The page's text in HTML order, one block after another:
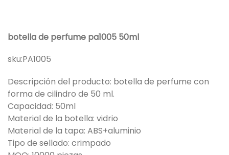
botella de perfume pa1005 50ml
sku:PA1005
Descripción del producto: botella de perfume con
forma de cilindro de 50 ml.
Capacidad: 50ml
Material de la botella: vidrio
Material de la tapa: ABS+aluminio
Tipo de sellado: crimpado